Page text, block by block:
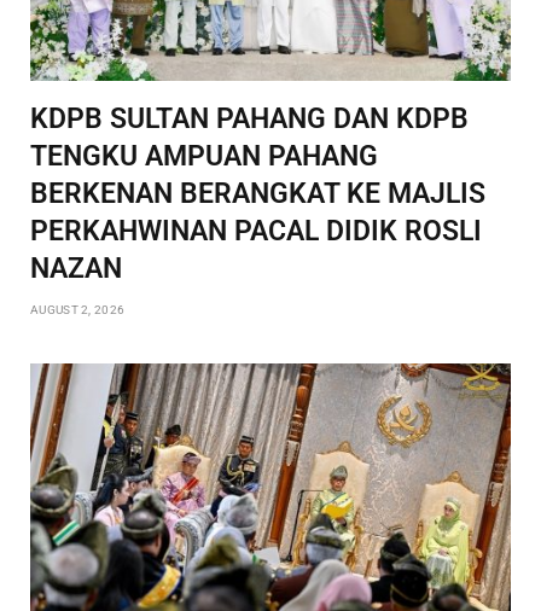
KDPB SULTAN PAHANG DAN KDPB
TENGKU AMPUAN PAHANG
BERKENAN BERANGKAT KE MAJLIS
PERKAHWINAN PACAL DIDIK ROSLI
NAZAN
AUGUST 2, 2026